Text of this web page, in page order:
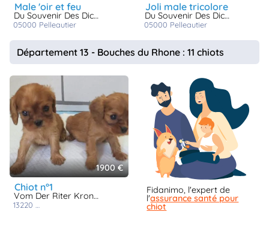
male 'oir et feu
Du Souvenir Des Dicks
05000 pelleautier
joli male tricolore
Du Souvenir Des Dicks
05000 pelleautier
Département 13 - Bouches du Rhone : 11 chiots
1900 €
chiot n°1
Vom Der Riter Kronen
13220
Fidanimo, l'expert de
l'assurance santé pour
chiot